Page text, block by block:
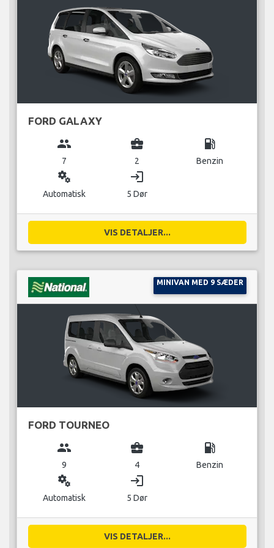
FORD GALAXY
group
7
business_center
2
local_gas_station
Benzin
miscellaneous_services
Automatisk
login
5 Dør
VIS DETALJER...
MINIVAN MED 9 SÆDER
FORD TOURNEO
group
9
business_center
4
local_gas_station
Benzin
miscellaneous_services
Automatisk
login
5 Dør
VIS DETALJER...